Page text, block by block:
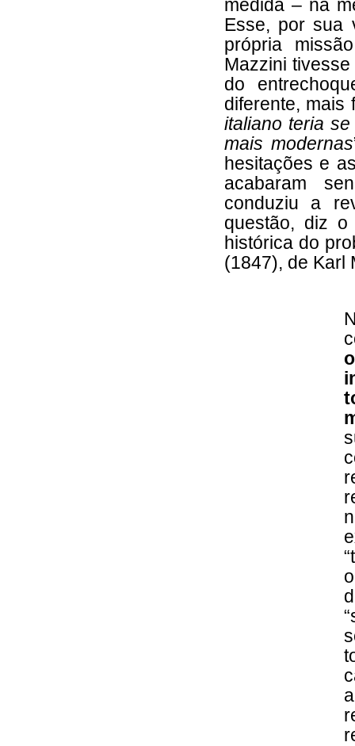
medida – na
Esse, por sua
própria
Mazzini
do
diferente, mais
italiano teria
mais modernas
hesitações e
acabaram
conduziu a
questão, diz
histórica do
(1847), de Karl